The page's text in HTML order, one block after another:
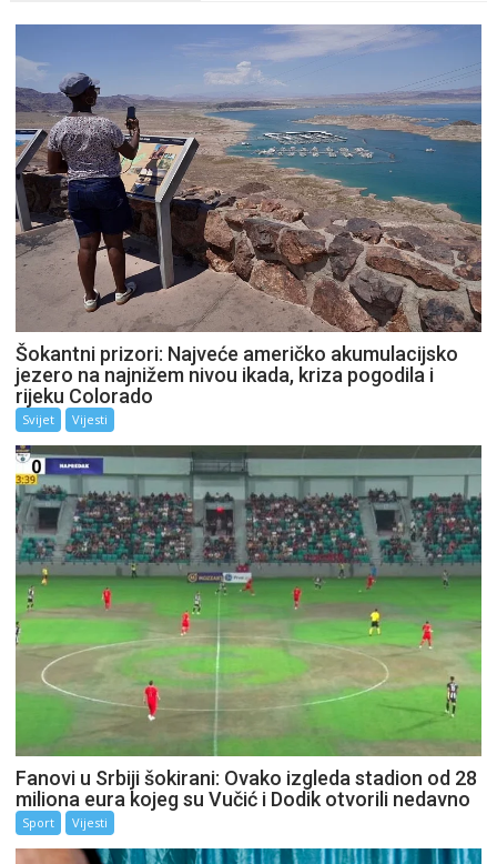
Šokantni prizori: Najveće američko akumulacijsko
jezero na najnižem nivou ikada, kriza pogodila i
rijeku Colorado
Svijet Vijesti
Fanovi u Srbiji šokirani: Ovako izgleda stadion od 28
miliona eura kojeg su Vučić i Dodik otvorili nedavno
Sport Vijesti